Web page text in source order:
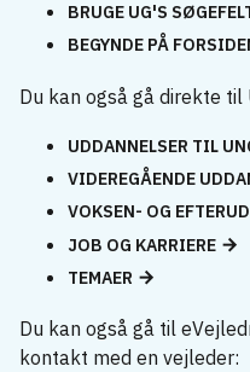
BRUGE UG'S
BEGYNDE PÅ
Du kan også gå direkte til
UDDANNELSER TIL
VIDEREGÅENDE
VOKSEN- OG
JOB OG KARRIERE
TEMAER
Du kan også gå til
kontakt med en vejleder: